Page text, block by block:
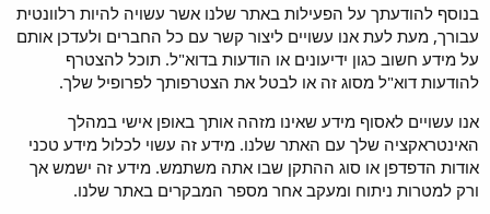
בנוסף להודעתך על הפעילות באתר שלנו אשר עשויה להיות רלוונטית
עבורך, מעת לעת אנו עשויים ליצור קשר עם כל החברים ולעדכן אותם
על מידע חשוב כגון ידיעונים או הודעות בדוא"ל. תוכל להצטרף
להודעות דוא"ל מסוג זה או לבטל את הצטרפותך לפרופיל שלך.
אנו עשויים לאסוף מידע שאינו מזהה אותך באופן אישי במהלך
האינטראקציה שלך עם האתר שלנו. מידע זה עשוי לכלול מידע טכני
אודות הדפדפן או סוג ההתקן שבו אתה משתמש. מידע זה ישמש אך
ורק למטרות ניתוח ומעקב אחר מספר המבקרים באתר שלנו.